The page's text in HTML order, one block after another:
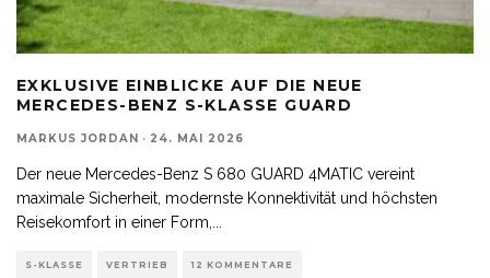
EXKLUSIVE EINBLICKE AUF DIE NEUE
MERCEDES-BENZ S-KLASSE GUARD
MARKUS JORDAN · 24. MAI 2026
Der neue Mercedes-Benz S 680 GUARD 4MATIC vereint
maximale Sicherheit, modernste Konnektivität und höchsten
Reisekomfort in einer Form,
S-KLASSE VERTRIEB 12 KOMMENTARE